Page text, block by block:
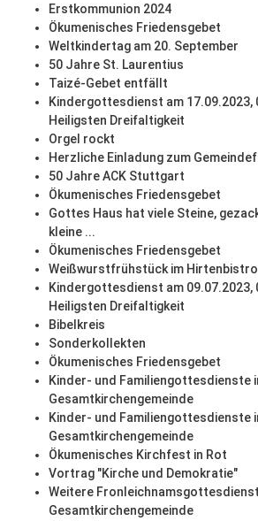
Erstkommunion 2024
Ökumenisches Friedensgebet
Weltkindertag am 20. September
50 Jahre St. Laurentius
Taizé-Gebet entfällt
Kindergottesdienst am 17.09.2023,
Heiligsten Dreifaltigkeit
Orgel rockt
Herzliche Einladung zum
50 Jahre ACK Stuttgart
Ökumenisches Friedensgebet
Gottes Haus hat viele Steine,
kleine ...
Ökumenisches Friedensgebet
Weißwurstfrühstück im Hirtenbistro
Kindergottesdienst am 09.07.2023,
Heiligsten Dreifaltigkeit
Bibelkreis
Sonderkollekten
Ökumenisches Friedensgebet
Kinder- und Familiengottesdienste
Gesamtkirchengemeinde
Kinder- und Familiengottesdienste
Gesamtkirchengemeinde
Ökumenisches Kirchfest in Rot
Vortrag "Kirche und Demokratie"
Weitere
Gesamtkirchengemeinde